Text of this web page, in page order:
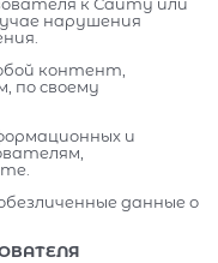
к Сайту или
нарушения
контент,
по своему
и
данные о